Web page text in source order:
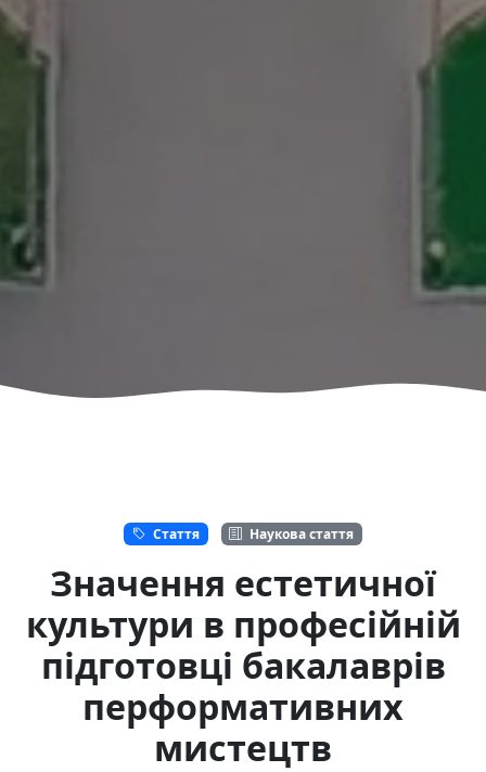
Стаття Наукова стаття
Значення естетичної
культури в професійній
підготовці бакалаврів
перформативних
мистецтв